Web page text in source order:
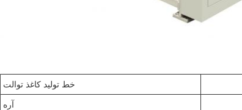
خط تولید کاغذ توالت
آره